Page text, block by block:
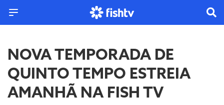
NOVA TEMPORADA DE
QUINTO TEMPO ESTREIA
AMANHÃ NA FISH TV